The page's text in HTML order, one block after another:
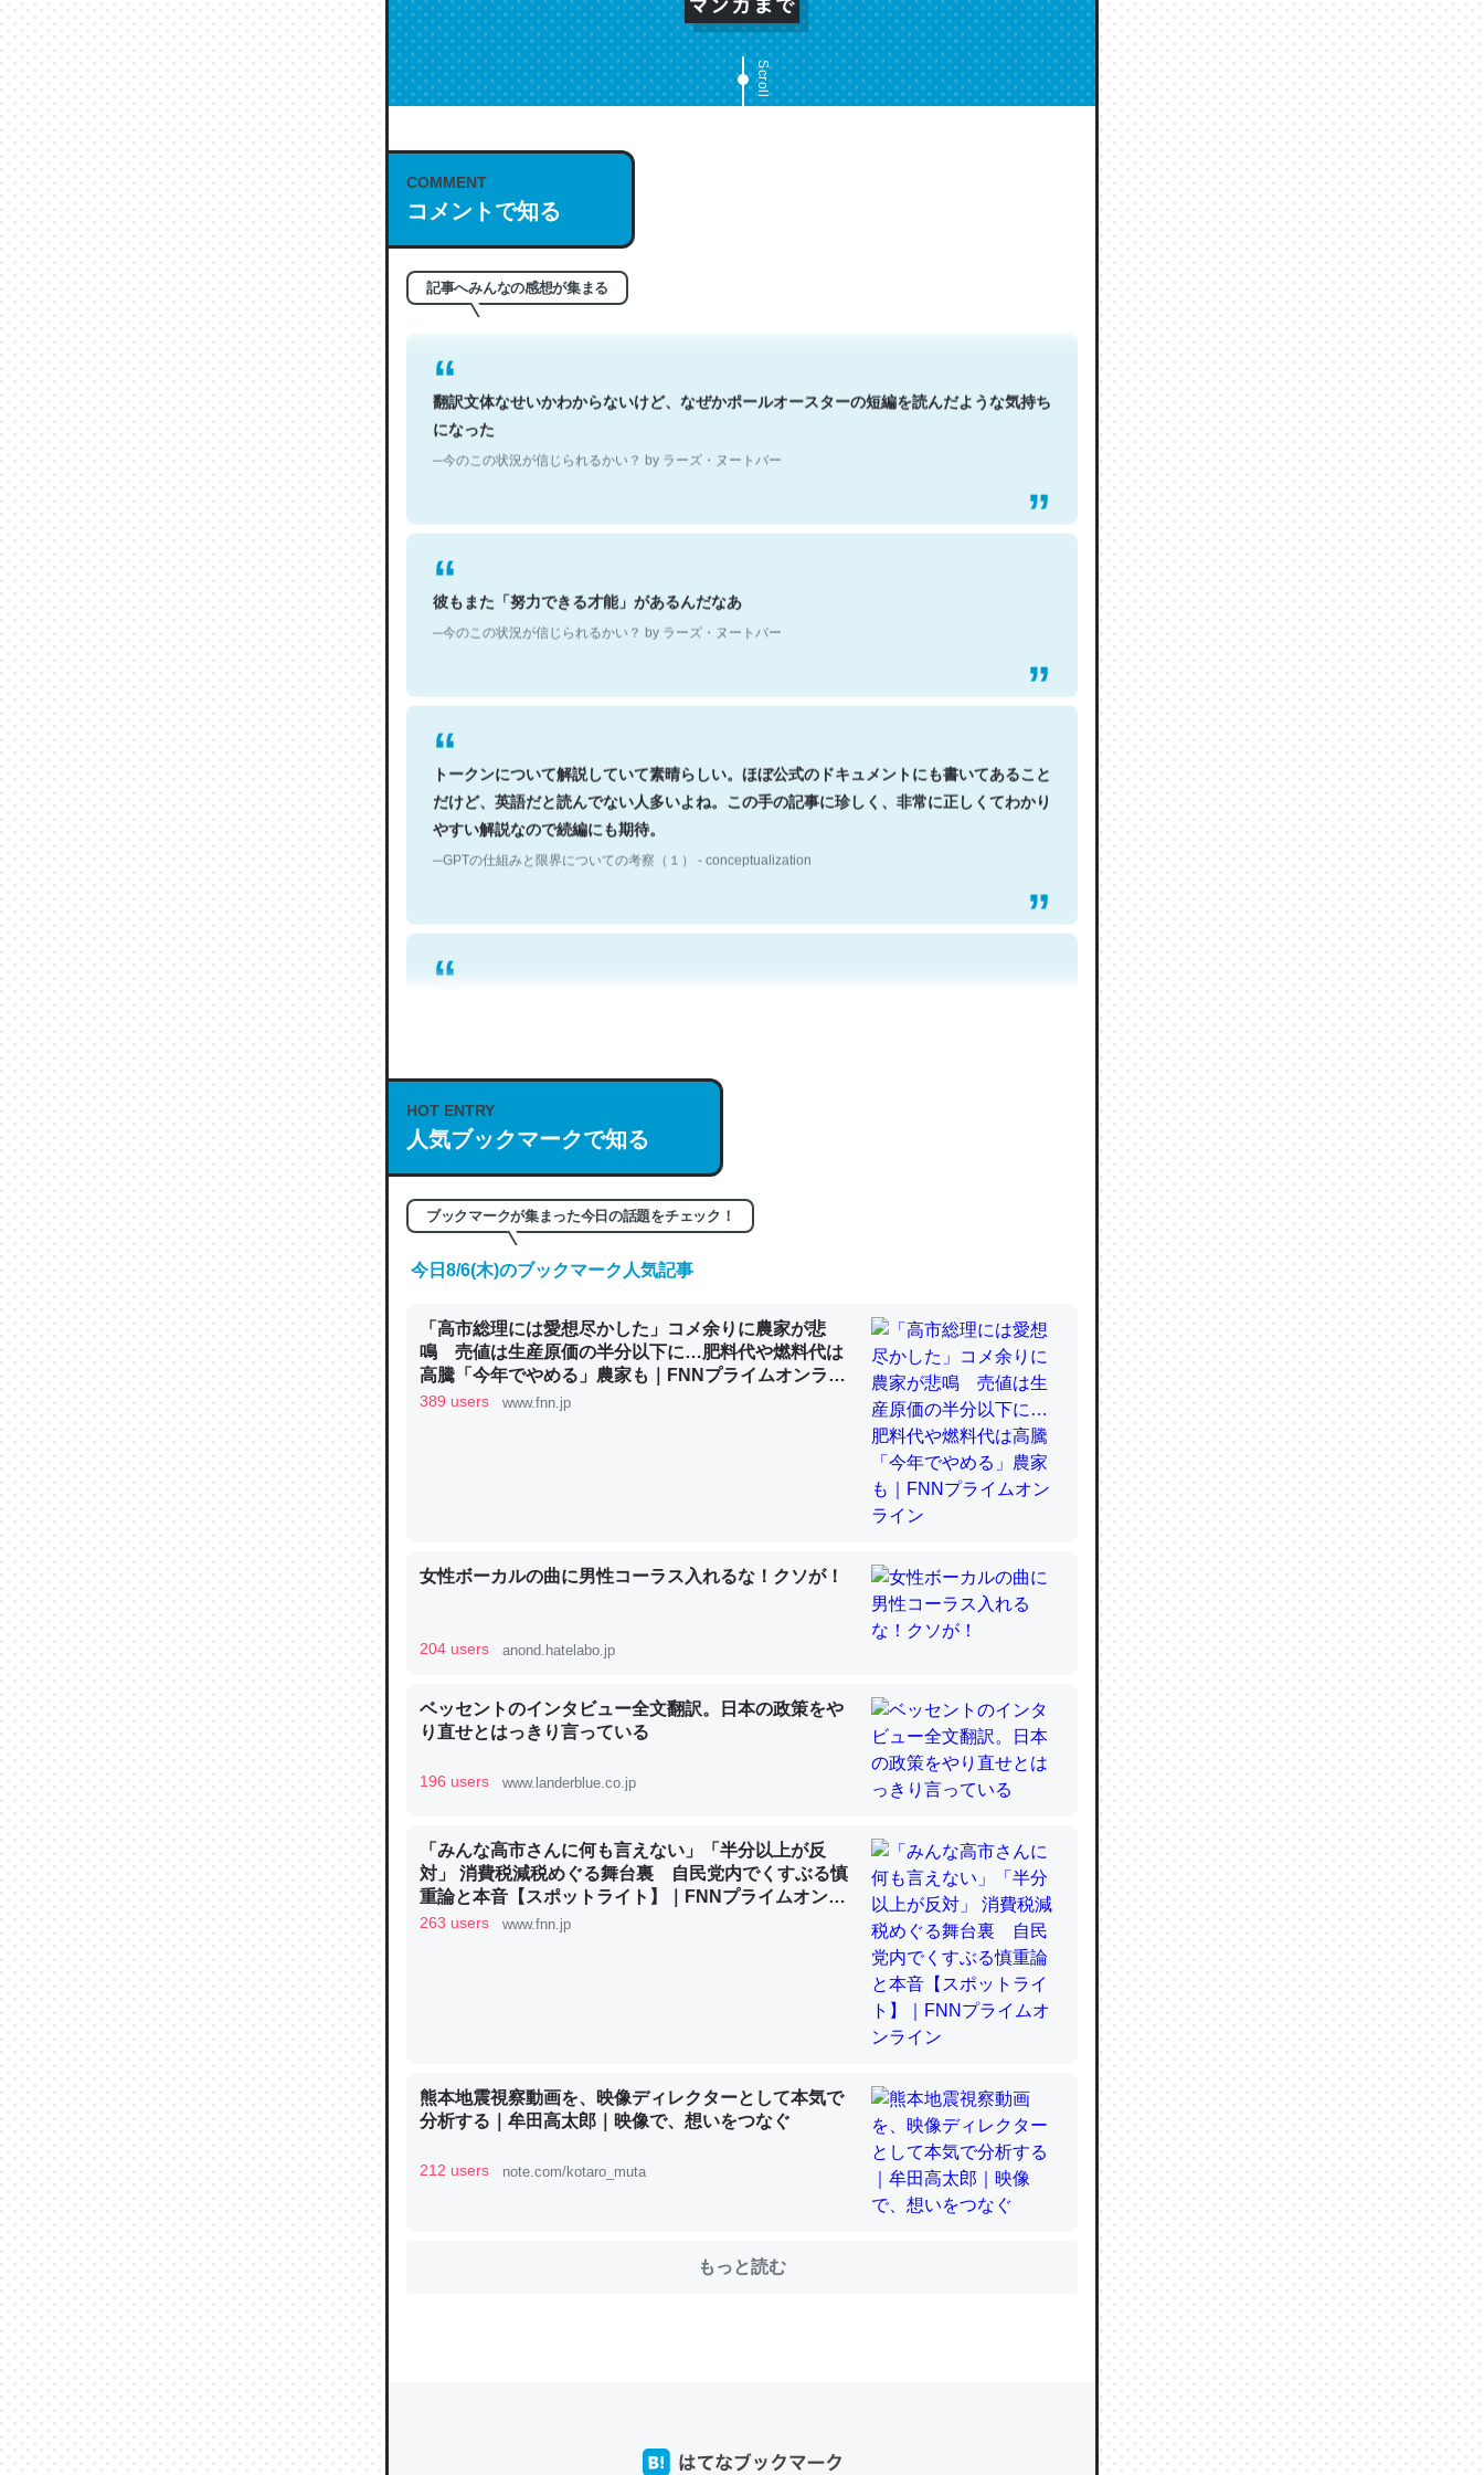
Scroll
COMMENT
コメントで知る
記事へみんなの感想が集まる
これは名文。彼はとてもクレバーなんだろうなと凄く思う。英語少しでも読める人は原文
もお勧め。自分はこの流れ好き。Let’s Fucking Go. Then Covid hit. Shit.
─今のこの状況が信じられるかい？ by ラーズ・ヌートバー
翻訳文体なせいかわからないけど、なぜかポールオースターの短編を読んだような気持ち
になった
─今のこの状況が信じられるかい？ by ラーズ・ヌートバー
彼もまた「努力できる才能」があるんだなあ
─今のこの状況が信じられるかい？ by ラーズ・ヌートバー
トークンについて解説していて素晴らしい。ほぼ公式のドキュメントにも書いてあること
だけど、英語だと読んでない人多いよね。この手の記事に珍しく、非常に正しくてわかり
やすい解説なので続編にも期待。
─GPTの仕組みと限界についての考察（１） - conceptualization
何気にChatGPTの仕組み、特に「トークン」について解説してる記事が少ないので貴重
これは良記事。32768トークンだと英語小説100ページ分くらい。小説でいう「ずっと前
の伏線」は回収されないけど、短期記憶というには多い分量。進化すればするほど分かり
やすく強くなりそう
─GPTの仕組みと限界についての考察（１） - conceptualization
昆虫ってカルシウム少ないのか。知らんかった。調べたらコオロギのカルシウム分はエビ
─ニュース :: 【研究発表】昆虫学の大問題＝「昆虫はなぜ海にいないのか」に関する新仮説
論文では「淡水はカルシウムも酸素も不足してて両方に不利だから両方が拮抗してるので
は」とあって面白い。海にいる鋏角類（カブトガニ・ウミグモ）はカルシウムを使わずキ
チンを強化してる筈だが、酵素が違うのか？
類だと殻を無くしてナメクジになったり努力してるし。
─ニュース :: 【研究発表】昆虫学の大問題＝「昆虫はなぜ海にいないのか」に関する新仮説
ウチもEchoを実家に置いて４年。でたまに覗いてる。ぼちぼちRingも置こうかと画策
れ見て生きてるなって分かる。
─たまにLINEするくらいだった遠方の父67歳と僕。ITツール導入でコミュニケーションが劇的に変化し
た｜tayorini by LIFULL介護
ちょうど同じ理由でEcho Show 8を設定中でした。PrimeとかSpotifyを支払う孝行もで
HOT ENTRY
人気ブックマークで知る
ブックマークが集まった今日の話題をチェック！
今日8/6(木)のブックマーク人気記事
「高市総理には愛想尽かした」コメ余りに農家が悲
鳴 売値は生産原価の半分以下に…肥料代や燃料代は
高騰「今年でやめる」農家も｜FNNプライムオンライ
ン
389 users www.fnn.jp
女性ボーカルの曲に男性コーラス入れるな！クソが！
204 users anond.hatelabo.jp
ベッセントのインタビュー全文翻訳。日本の政策をや
り直せとはっきり言っている
196 users www.landerblue.co.jp
「みんな高市さんに何も言えない」「半分以上が反
対」 消費税減税めぐる舞台裏 自民党内でくすぶる慎
重論と本音【スポットライト】｜FNNプライムオンラ
イン
263 users www.fnn.jp
熊本地震視察動画を、映像ディレクターとして本気で
分析する｜牟田高太郎｜映像で、想いをつなぐ
212 users note.com/kotaro_muta
もっと読む